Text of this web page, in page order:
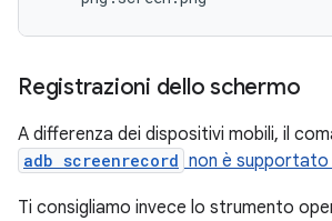
Registrazioni dello schermo
A differenza dei dispositivi mobili, il
adb screenrecord non è supportato
Ti consigliamo invece lo strumento